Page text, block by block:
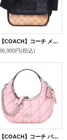
【COACH】コーチ メンズ バッグ コーティングキャンバス レザー シグネチャー ルーカス ロゴ コンパクト クロスボディ 斜め掛け メッセンジャー ショルダーバッグ タン×チャコール×ブラック〔日本未発売〕
円(税込)
【COACH】コーチ バッグ 三日月型 デニム レザー キルティング カルメン ミニ ロゴ 2way チェーン クロスボディ 斜め掛け ショルダーバッグ ハンドバッグ バレリーナ×カーネーション（日本未発売）